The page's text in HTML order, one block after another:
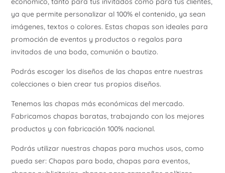
ya que permite personalizar al 100% el contenido, ya sean
imágenes, textos o colores. Estas chapas son ideales para
promoción de eventos y productos o regalos para
invitados de una boda, comunión o bautizo.
Podrás escoger los diseños de las chapas entre nuestras
colecciones o bien crear tus propios diseños.
Tenemos las chapas más económicas del mercado.
Fabricamos chapas baratas, trabajando con los mejores
productos y con fabricación 100% nacional.
Podrás utilizar nuestras chapas para muchos usos, como
pueda ser: Chapas para boda, chapas para eventos,